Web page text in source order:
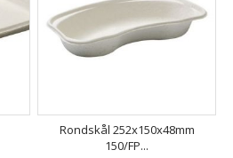
Rondskål 252x150x48mm
150/FP...